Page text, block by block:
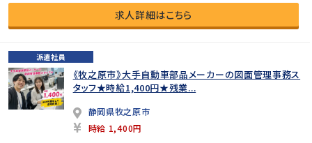
求人詳細はこちら
派遣社員
《牧之原市》大手自動車部品メーカーの図面管理事務ス
タッフ★時給1,400円★残業...
静岡県牧之原市
時給 1,400円